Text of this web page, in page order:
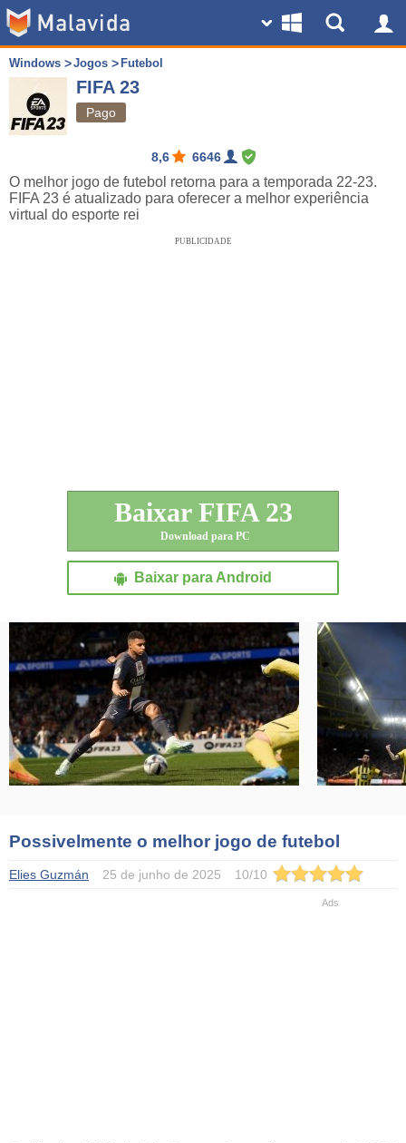
Windows Jogos Futebol
FIFA 23
Pago
8,6 6646
O melhor jogo de futebol retorna para a temporada 22-23.
FIFA 23 é atualizado para oferecer a melhor experiência
virtual do esporte rei
PUBLICIDADE
Baixar FIFA 23
Download para PC
Baixar para Android
Possivelmente o melhor jogo de futebol
Elies Guzmán 25 de junho de 2025 10/10